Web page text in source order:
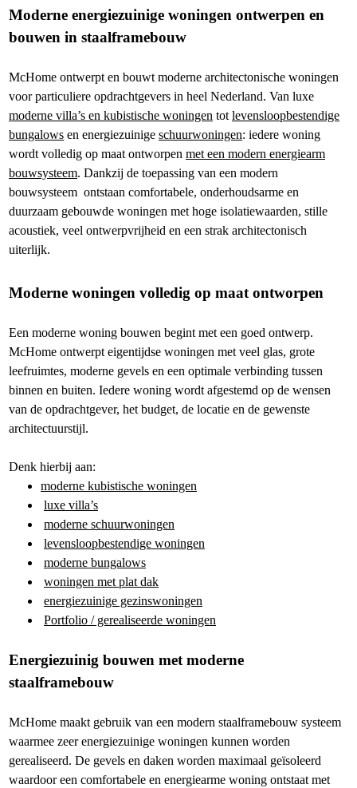
Moderne energiezuinige woningen ontwerpen en
bouwen in staalframebouw
McHome ontwerpt en bouwt moderne architectonische woningen
voor particuliere opdrachtgevers in heel Nederland. Van luxe
moderne villa’s en kubistische woningen tot levensloopbestendige
bungalows en energiezuinige schuurwoningen: iedere woning
wordt volledig op maat ontworpen met een modern energiearm
bouwsysteem. Dankzij de toepassing van een modern
bouwsysteem ontstaan comfortabele, onderhoudsarme en
duurzaam gebouwde woningen met hoge isolatiewaarden, stille
acoustiek, veel ontwerpvrijheid en een strak architectonisch
uiterlijk.
Moderne woningen volledig op maat ontworpen
Een moderne woning bouwen begint met een goed ontwerp.
McHome ontwerpt eigentijdse woningen met veel glas, grote
leefruimtes, moderne gevels en een optimale verbinding tussen
binnen en buiten. Iedere woning wordt afgestemd op de wensen
van de opdrachtgever, het budget, de locatie en de gewenste
architectuurstijl.
Denk hierbij aan:
moderne kubistische woningen
luxe villa’s
moderne schuurwoningen
levensloopbestendige woningen
moderne bungalows
woningen met plat dak
energiezuinige gezinswoningen
Portfolio / gerealiseerde woningen
Energiezuinig bouwen met moderne
staalframebouw
McHome maakt gebruik van een modern staalframebouw systeem
waarmee zeer energiezuinige woningen kunnen worden
gerealiseerd. De gevels en daken worden maximaal geïsoleerd
waardoor een comfortabele en energiearme woning ontstaat met